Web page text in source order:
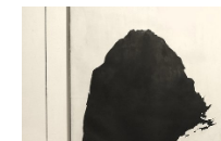
КОМУ ПРИНАДЛЕЖАТ
ТОРГОВЫЕ ЦЕНТРЫ
ТАТАРСТАНА
БЮДЖЕТ
ИНВЕСТИЦИИ
МАШИНОСТРОЕНИЕ
НЕФТЕХИМИЯ
НЕФТЬ
НОВОСТИ АВТО
БИЗНЕС
НОВОСТИ БИЗНЕСА
РОЗНИЧНАЯ ТОРГОВЛЯ
ТЕХНОЛОГИИ
НОВОСТИ ТЕХНОЛОГИЙ
МЕРОПРИЯТИЯ